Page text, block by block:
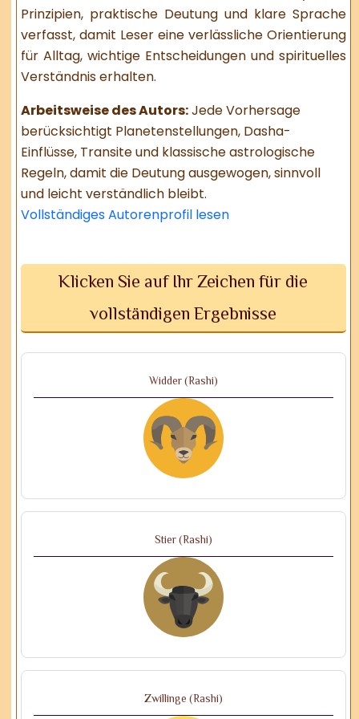
Prinzipien, praktische Deutung und klare Sprache
verfasst, damit Leser eine verlässliche Orientierung
für Alltag, wichtige Entscheidungen und spirituelles
Verständnis erhalten.
Arbeitsweise des Autors:Jede Vorhersage
berücksichtigt Planetenstellungen, Dasha-
Einflüsse, Transite und klassische astrologische
Regeln, damit die Deutung ausgewogen, sinnvoll
und leicht verständlich bleibt.
Vollständiges Autorenprofil lesen
Klicken Sie auf Ihr Zeichen für die
vollständigen Ergebnisse
Widder (Rashi)
Stier (Rashi)
Zwillinge (Rashi)